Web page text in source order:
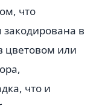
что
в
цветовом или
что и